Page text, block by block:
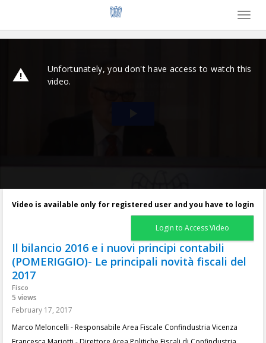
Toggle
Video is available only for registered user and you have to login
Login to Access Video
Il bilancio 2016 e i nuovi principi contabili
(POMERIGGIO)- Le principali novità fiscali del
2017
Fisco
5 views
February 17, 2017
Marco Meloncelli - Responsabile Area Fiscale Confindustria Vicenza